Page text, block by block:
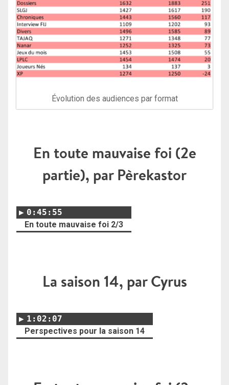
Évolution des audiences par format
En toute mauvaise foi (2e
partie), par Pèrekastor
0:45:55
En toute mauvaise foi 2/3
La saison 14, par Cyrus
1:02:07
Perspectives pour la saison 14